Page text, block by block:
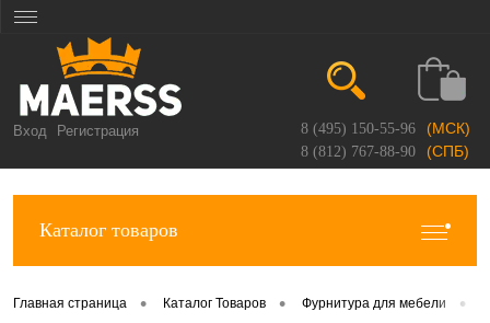
Вход Регистрация 8 (495) 150-55-96 (МСК)
8 (812) 767-88-90 (СПБ)
Каталог товаров
Главная страница • Каталог Товаров • Фурнитура для мебели •